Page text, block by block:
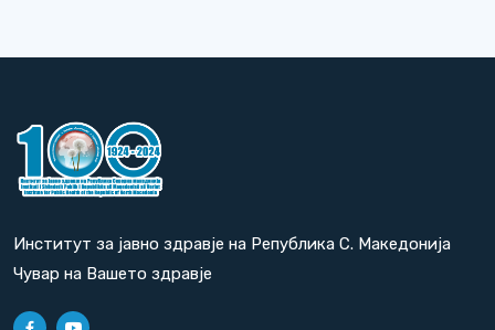
Институт за јавно здравје на Република С. Македонија
Чувар на Вашето здравје